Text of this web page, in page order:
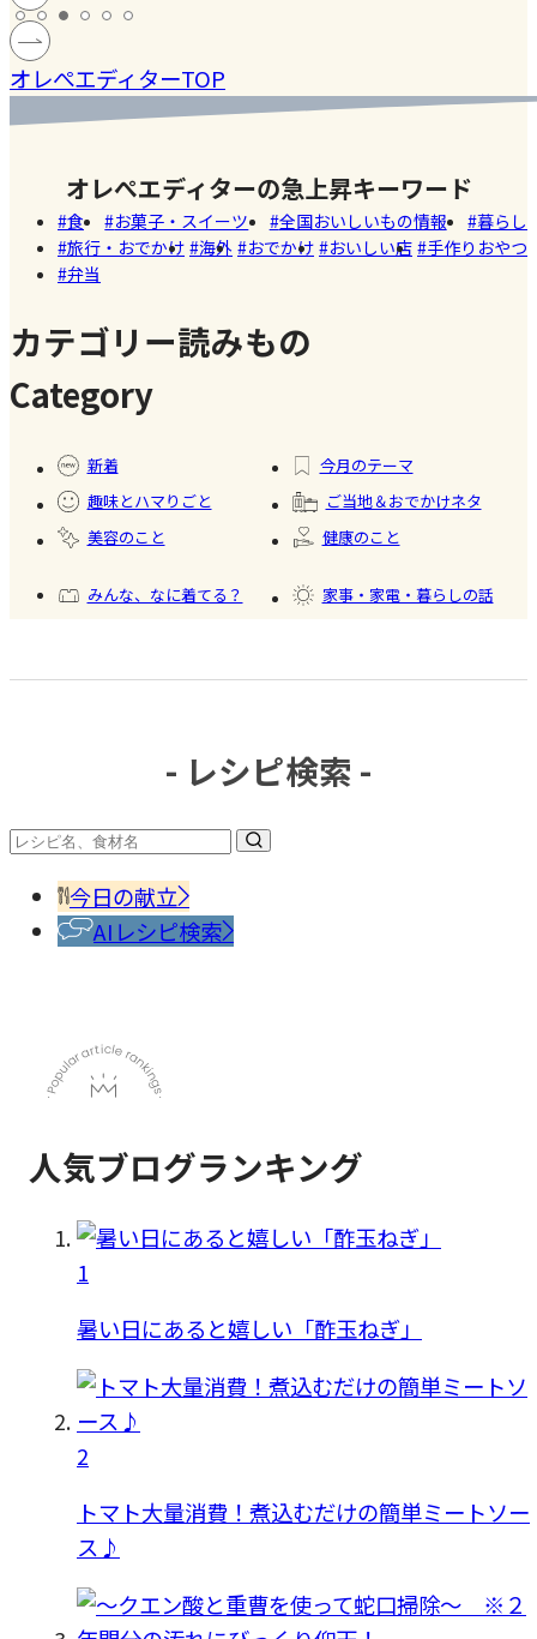
積
症
ン
健康
モン】を
みた！
ン
製フ
ード
料・
香辛
料
知らない
世界でも
た!珍しく
て美味し
いかき氷
のスイー
ツ商品】
しい
店
#かき
ッシ
#健康
開
オレぺエディターTOP
オレぺエディターの急上昇キーワード
食 お菓子・スイーツ 全国おいしいもの情報
暮らし
旅行・おでかけ 海外 おでかけ おいしい店
手作りおやつ
弁当
カテゴリー読みもの
Category
新着
今月のテーマ
趣味とハマりごと
ご当地＆おでかけネタ
美容のこと
健康のこと
みんな、なに着てる？
家事・家電・暮らしの話
- レシピ検索 -
今日の献立
AIレシピ検索
人気ブログランキング
1
暑い日にあると嬉しい「酢玉ねぎ」
2
トマト大量消費！煮込むだけの簡単ミートソー
ス♪